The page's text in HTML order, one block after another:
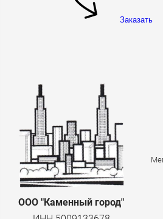
Заказать
ООО "Каменный город"